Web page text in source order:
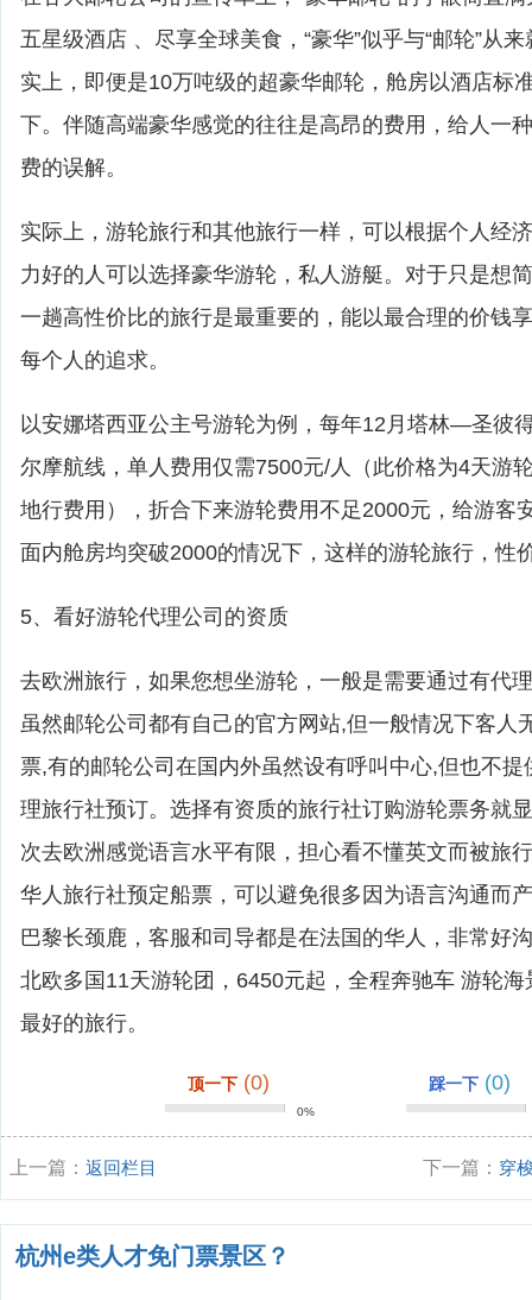
五星级酒店 、尽享全球美食，“豪华”似乎与“邮轮”从
实上，即便是10万吨级的超豪华邮轮，舱房以酒店标
下。伴随高端豪华感觉的往往是高昂的费用，给人一
费的误解。
实际上，游轮旅行和其他旅行一样，可以根据个人经
力好的人可以选择豪华游轮，私人游艇。对于只是想
一趟高性价比的旅行是最重要的，能以最合理的价钱
每个人的追求。
以安娜塔西亚公主号游轮为例，每年12月塔林—圣
尔摩航线，单人费用仅需7500元/人（此价格为4天游
地行费用），折合下来游轮费用不足2000元，给游客
面内舱房均突破2000的情况下，这样的游轮旅行，性
5、看好游轮代理公司的资质
去欧洲旅行，如果您想坐游轮，一般是需要通过有代
虽然邮轮公司都有自己的官方网站,但一般情况下客人
票,有的邮轮公司在国内外虽然设有呼叫中心,但也不
理旅行社预订。选择有资质的旅行社订购游轮票务就
次去欧洲感觉语言水平有限，担心看不懂英文而被旅
华人旅行社预定船票，可以避免很多因为语言沟通而
巴黎长颈鹿，客服和司导都是在法国的华人，非常好
北欧多国11天游轮团，6450元起，全程奔驰车 游轮
最好的旅行。
顶一下 (0)
0%
踩一下 (0)
上一篇： 返回栏目 下一篇： 穿
别？
杭州e类人才免门票景区？